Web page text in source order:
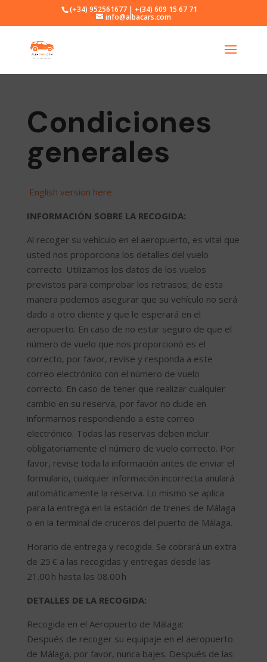
(+34) 952561677 | +(34) 609 15 67 71
info@albacars.com
Condiciones
generales
English version here
INFORMACIÓN SOBRE LA RECOGIDA:
Al recoger su vehículo en el aeropuerto, es vital que
usted nos proporciona los detalles del vuelo
correcto. Utilizamos los datos de los vuelos
previstos para comprobar los retrasos; de esta
manera podemos asegurar que su vehículo no será
dado a otro cliente y que le esperará en el
aeropuerto. En caso de no estar seguro de que el
número de vuelo que nos proporcionó es el
correcto, por favor, revise y responda a este
correo electrónico con el número de vuelo
correcto. En caso de tener que realizar cualquier
cambio en su reserva, por favor no dude en
informarnos respondiendo a este correo
electrónico. Todas las reservas deben incluir
obligatoriamente el número de vuelo correcto. Por
favor, revise toda la información antes de enviar el
formulario, cualquier información incorrecta anulará
automáticamente la reserva. Lo mismo se aplica
para la entrega en la estación de trenes de Málaga
o en la terminal de cruceros del puerto de Málaga.
Horario de entrega y recogida. Se cobrará un extra
de 25 € a las recogidas y entregas desde las
21.00 h hasta las 08.00 h
DETALLES DE LA RECOGIDA:
Recogida en el Aeropuerto de Málaga:
Después de recoger su equipaje en el aeropuerto
de Málaga, por favor, nunca bajes. Después de las